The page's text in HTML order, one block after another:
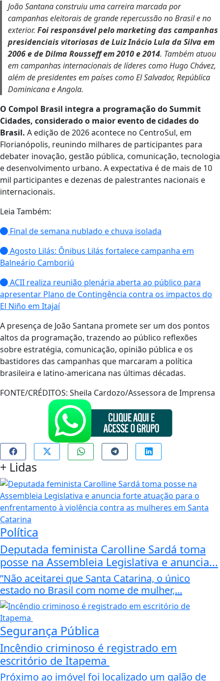
João Santana construiu uma carreira marcada por
campanhas eleitorais de grande repercussão no Brasil e no
exterior. Foi responsável pelo marketing das campanhas
presidenciais vitoriosas de Luiz Inácio Lula da Silva em
2006 e de Dilma Rousseff em 2010 e 2014. Também atuou
em campanhas internacionais de líderes como Hugo Chávez,
além de presidentes em países como El Salvador, República
Dominicana e Angola.
O Compol Brasil integra a programação do Summit
Cidades, considerado o maior evento de cidades do
Brasil. A edição de 2026 acontece no CentroSul, em
Florianópolis, reunindo milhares de participantes para
debater inovação, gestão pública, comunicação, tecnologia
e desenvolvimento urbano. A expectativa é de mais de 10
mil participantes e dezenas de palestrantes nacionais e
internacionais.
Leia Também:
Final de semana nublado e chuva isolada
Agosto Lilás: Ônibus Lilás fortalece campanha em
Balneário Camboriú
ACII realiza reunião plenária aberta ao público para
apresentar Plano de Contingência contra os impactos do
El Niño em Itajaí
A presença de João Santana promete ser um dos pontos
altos da programação, trazendo ao público reflexões
sobre estratégia, comunicação, opinião pública e os
bastidores das campanhas que marcaram a política
brasileira e latino-americana nas últimas décadas.
FONTE/CRÉDITOS: Sheila Cardozo/Assessora de Imprensa
+ Lidas
Política
Deputada feminista Carolline Sardá toma
posse na Assembleia Legislativa e anuncia...
”Não aceitarei que Santa Catarina, o único
estado no Brasil com nome de mulher,...
Segurança Pública
Incêndio criminoso é registrado em
escritório de Itapema
Próximo ao imóvel foi localizado um galão de